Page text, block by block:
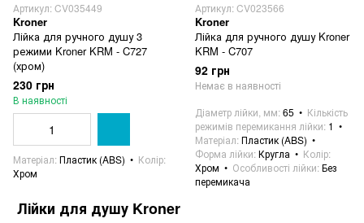
Артикул: CV035449
Kroner
Лійка для ручного душу 3
режими Kroner KRM - C727
(хром)
230 грн
В наявності
Матеріал Пластик (ABS)
Колір
Хром
Артикул: CV023566
Kroner
Лійка для ручного душу Kroner
KRM - C707
92 грн
Немає в наявності
Діаметр лійки, мм 65
Кількість
режимів перемикання лійки 1
Матеріал Пластик (ABS)
Форма лійки Кругла
Колір
Хром
Особливості лійки Без
перемикача
Лійки для душу Kroner